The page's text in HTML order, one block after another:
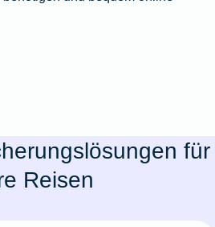
für
Reisen